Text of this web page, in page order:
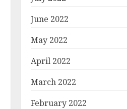
June 2022
May 2022
April 2022
March 2022
February 2022